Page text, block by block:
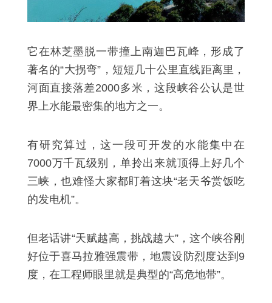
它在林芝墨脱一带撞上南迦巴瓦峰，形成了
著名的“大拐弯”，短短几十公里直线距离里，
河面直接落差2000多米，这段峡谷公认是世
界上水能最密集的地方之一。
有研究算过，这一段可开发的水能集中在
7000万千瓦级别，单拎出来就顶得上好几个
三峡，也难怪大家都盯着这块“老天爷赏饭吃
的发电机”。
但老话讲“天赋越高，挑战越大”，这个峡谷刚
好位于喜马拉雅强震带，地震设防烈度达到9
度，在工程师眼里就是典型的“高危地带”。